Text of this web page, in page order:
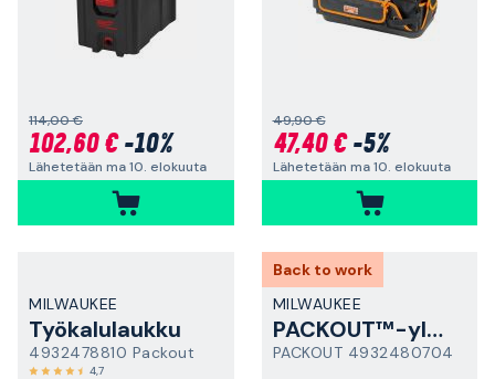
114,00 €
102,60 €-10%
Lähetetään ma 10. elokuuta
49,90 €
47,40 €-5%
Lähetetään ma 10. elokuuta
MILWAUKEE
Työkalulaukku
4932478810 Packout
4,7
Back to work
MILWAUKEE
PACKOUT™-yleiskoukku
PACKOUT 4932480704